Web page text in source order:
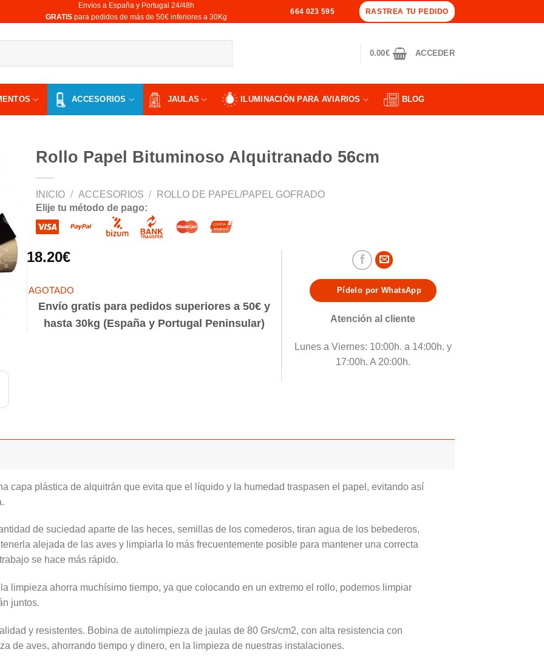
Envíos a España y Portugal 24/48h
​GRATISpara pedidos de más de 50€ inferiores a 30Kg
664 023 595 RASTREA TU PEDIDO
0.00€ ACCEDER
ACCESORIOS JAULAS ILUMINACIÓN PARA AVIARIOS BLOG
Rollo Papel Bituminoso Alquitranado 56cm
INICIO / ACCESORIOS /
ROLLO DE PAPEL/PAPEL GOFRADO
Elije tu método de pago:
18.20€
Envío gratis para pedidos superiores a 50€ y
hasta 30kg (España y Portugal Peninsular)
Pídelo por WhatsApp
Atención al cliente
Lunes a Viernes: 10:00h. a 14:00h. y
17:00h. A 20:00h.
capa plástica de alquitrán que evita que el líquido y la humedad traspasen el papel, evitando así
de suciedad aparte de las heces, semillas de los comederos, tiran agua de los bebederos,
alejada de las aves y limpiarla lo más frecuentemente posible para mantener una correcta
se hace más rápido.
limpieza ahorra muchísimo tiempo, ya que colocando en un extremo el rollo, podemos limpiar
juntos.
y resistentes. Bobina de autolimpieza de jaulas de 80 Grs/cm2, con alta resistencia con
de aves, ahorrando tiempo y dinero, en la limpieza de nuestras instalaciones.